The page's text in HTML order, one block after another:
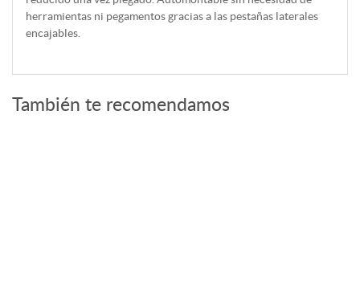
herramientas ni pegamentos gracias a las pestañas laterales
encajables.
También te recomendamos